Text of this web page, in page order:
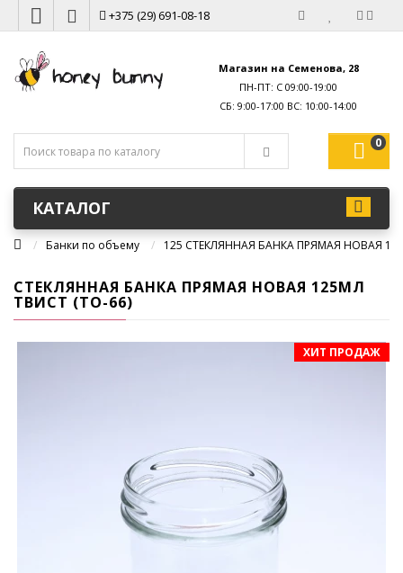
+375 (29) 691-08-18
Магазин на Семенова, 28
ПН-ПТ: С 09:00-19:00
0
КАТАЛОГ
Банки по объему 125 СТЕКЛЯННАЯ БАНКА ПРЯМАЯ НОВАЯ
СТЕКЛЯННАЯ БАНКА ПРЯМАЯ НОВАЯ 125МЛ
ТВИСТ (ТО-66)
ХИТ ПРОДАЖ